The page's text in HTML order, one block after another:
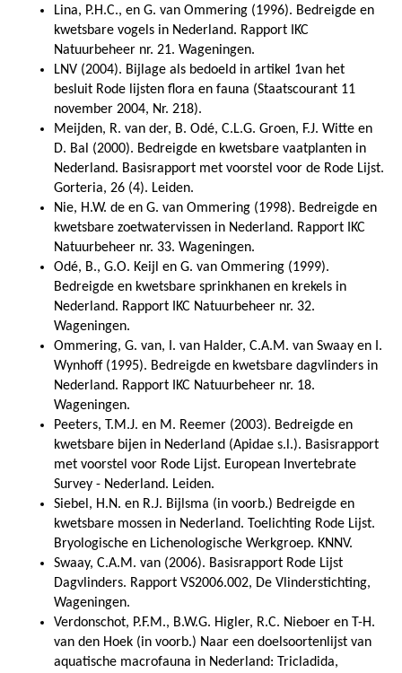
Lina, P.H.C., en G. van Ommering (1996). Bedreigde en
kwetsbare vogels in Nederland. Rapport IKC
Natuurbeheer nr. 21. Wageningen.
LNV (2004). Bijlage als bedoeld in artikel 1van het
besluit Rode lijsten flora en fauna (Staatscourant 11
november 2004, Nr. 218).
Meijden, R. van der, B. Odé, C.L.G. Groen, F.J. Witte en
D. Bal (2000). Bedreigde en kwetsbare vaatplanten in
Nederland. Basisrapport met voorstel voor de Rode Lijst.
Gorteria, 26 (4). Leiden.
Nie, H.W. de en G. van Ommering (1998). Bedreigde en
kwetsbare zoetwatervissen in Nederland. Rapport IKC
Natuurbeheer nr. 33. Wageningen.
Odé, B., G.O. Keijl en G. van Ommering (1999).
Bedreigde en kwetsbare sprinkhanen en krekels in
Nederland. Rapport IKC Natuurbeheer nr. 32.
Wageningen.
Ommering, G. van, I. van Halder, C.A.M. van Swaay en I.
Wynhoff (1995). Bedreigde en kwetsbare dagvlinders in
Nederland. Rapport IKC Natuurbeheer nr. 18.
Wageningen.
Peeters, T.M.J. en M. Reemer (2003). Bedreigde en
kwetsbare bijen in Nederland (Apidae s.l.). Basisrapport
met voorstel voor Rode Lijst. European Invertebrate
Survey - Nederland. Leiden.
Siebel, H.N. en R.J. Bijlsma (in voorb.) Bedreigde en
kwetsbare mossen in Nederland. Toelichting Rode Lijst.
Bryologische en Lichenologische Werkgroep. KNNV.
Swaay, C.A.M. van (2006). Basisrapport Rode Lijst
Dagvlinders. Rapport VS2006.002, De Vlinderstichting,
Wageningen.
Verdonschot, P.F.M., B.W.G. Higler, R.C. Nieboer en T-H.
van den Hoek (in voorb.) Naar een doelsoortenlijst van
aquatische macrofauna in Nederland: Tricladida,